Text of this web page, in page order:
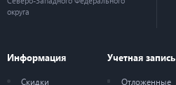
округа
Информация
Скидки
Учетная запись
Отложенные